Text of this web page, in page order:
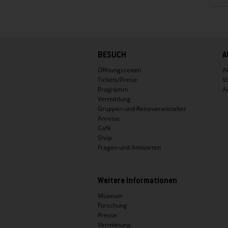
BESUCH
Öffnungszeiten
Tickets/Preise
Programm
Vermittlung
Gruppen und Reiseveranstalter
Anreise
Café
Shop
Fragen und Antworten
Weitere Informationen
Museum
Forschung
Presse
Vermietung